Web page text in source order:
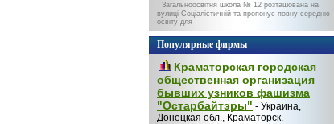
Загальноосвітня школа № 12 розташована на
вулиці Соціалістичній та пропонує повну середню
освіту для
Популярные фирмы
Краматорская городская
общественная организация
бывших узников фашизма
"Остарбайтэры" - Украина,
Донецкая обл., Краматорск.